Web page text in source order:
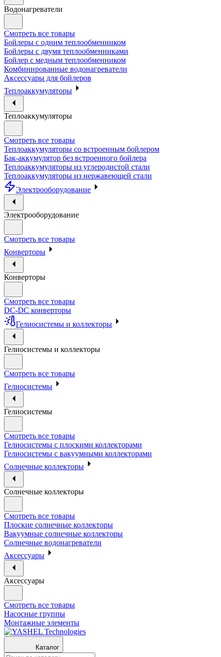
Водонагреватели
Смотреть все товары
Бойлеры с одним теплообменником
Бойлеры с двумя теплообменниками
Бойлер с медным теплообменником
Комбинированные водонагреватели
Аксессуары для бойлеров
Теплоаккумуляторы
Теплоаккумуляторы
Смотреть все товары
Теплоаккумуляторы со встроенным бойлером
Бак-аккумулятор без встроенного бойлера
Теплоаккумуляторы из углеродистой стали
Теплоаккумуляторы из нержавеющей стали
Электрооборудование
Электрооборудование
Смотреть все товары
Конверторы
Конверторы
Смотреть все товары
DC-DC конверторы
Гелиосистемы и коллекторы
Гелиосистемы и коллекторы
Смотреть все товары
Гелиосистемы
Гелиосистемы
Смотреть все товары
Гелиосистемы с плоскими коллекторами
Гелиосистемы с вакуумными коллекторами
Солнечные коллекторы
Солнечные коллекторы
Смотреть все товары
Плоские солнечные коллекторы
Вакуумные солнечные коллекторы
Солнечные водонагреватели
Аксессуары
Аксессуары
Смотреть все товары
Насосные группы
Монтажные элементы
Каталог